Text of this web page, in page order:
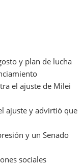
y plan de lucha
el ajuste de Milei
ajuste y advirtió que
y un Senado
sociales